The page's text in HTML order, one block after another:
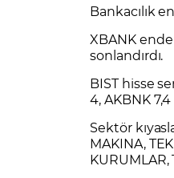
Bankacılık
XBANK
sonlandırdı.
BIST hisse
4, AKBNK
Sektör
MAKINA,